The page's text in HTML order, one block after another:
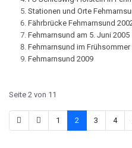
Stationen und Orte
Fährbrücke Fehmarnsund
Fehmarnsund am 5. Juni 2005
Fehmarnsund im Frühsommer
Fehmarnsund 2009
Seite 2 von 11
1 2 3 4